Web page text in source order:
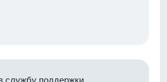
службу поддержки